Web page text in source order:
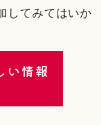
してみてはいか
い情報